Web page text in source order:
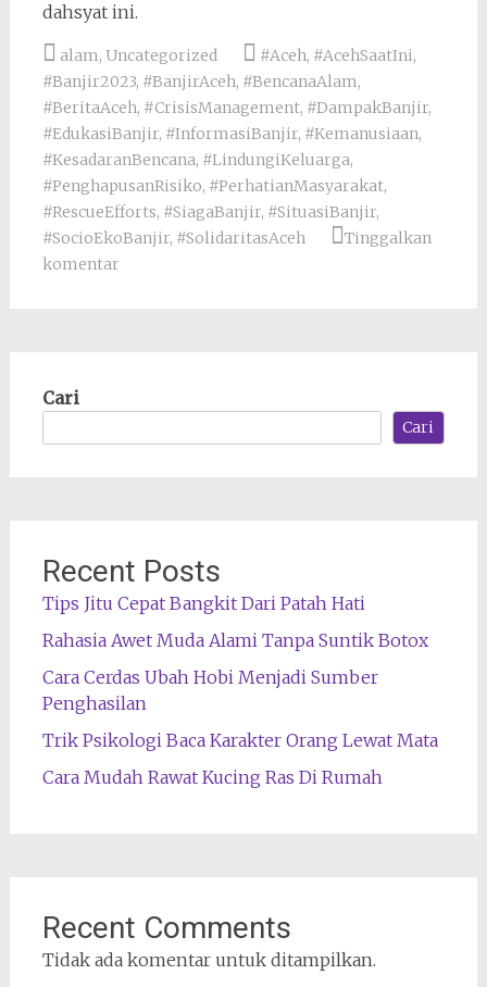
dahsyat ini.
alam, Uncategorized #Aceh, #AcehSaatIni,
#Banjir2023, #BanjirAceh, #BencanaAlam,
#BeritaAceh, #CrisisManagement, #DampakBanjir,
#EdukasiBanjir, #InformasiBanjir, #Kemanusiaan,
#KesadaranBencana, #LindungiKeluarga,
#PenghapusanRisiko, #PerhatianMasyarakat,
#RescueEfforts, #SiagaBanjir, #SituasiBanjir,
#SocioEkoBanjir, #SolidaritasAceh
Tinggalkan
komentar
Cari
Cari
Recent Posts
Tips Jitu Cepat Bangkit Dari Patah Hati
Rahasia Awet Muda Alami Tanpa Suntik Botox
Cara Cerdas Ubah Hobi Menjadi Sumber
Penghasilan
Trik Psikologi Baca Karakter Orang Lewat Mata
Cara Mudah Rawat Kucing Ras Di Rumah
Recent Comments
Tidak ada komentar untuk ditampilkan.